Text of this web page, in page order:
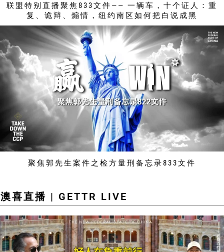
联盟特别直播聚焦833文件—— 一辆车，十个证人：重
复、诡辩、煽情，纽约南区如何把白说成黑
聚焦郭先生案件之检方量刑备忘录833文件
澳喜直播 | GETTR LIVE